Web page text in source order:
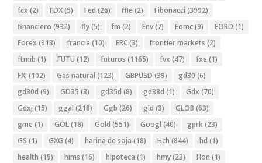
fcx (2) FDX(5) Fed (26) ffie (2) Fibonacci (3992)
financiero (932) fly(5) fm (2) Fnv(7) Fomc(9) FORD (1)
Forex (913) francia (10) FRC(3) frontier markets (2)
ftmib (1) FUTU (12) futuros (1165) fvx (47) fxe (1)
FXI (102) Gas natural (123) GBPUSD (39) gd30 (6)
gd30d (9) GD35 (3) gd35d (8) gd38d (1) Gdx (70)
Gdxj (15) ggal (218) Ggb (26) gld (3) GLOB (63)
gme (1) GOL(18) Gold (551) Googl (40) gprk(23)
GS (1) GXG (4) harina de soja (18) Hch (844) hd (1)
health (19) hims (16) hipoteca (1) hmy(23) Hon (1)